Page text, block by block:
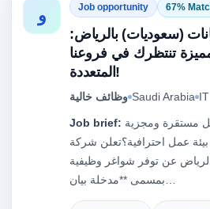
و Job opportunity 67%
(سعوديات) بالرياض:
تنتظرك في فروعنا
المتعددة!
وظائف خالية Saudi Arabia IT
Job brief:
عمل احترافية؟تعلن شركة
عن توفر شواغر وظيفية